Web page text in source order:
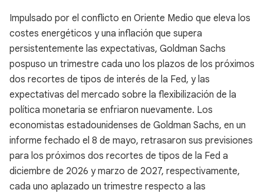
Impulsado por el conflicto en Oriente Medio que eleva los
costes energéticos y una inflación que supera
persistentemente las expectativas, Goldman Sachs
pospuso un trimestre cada uno los plazos de los próximos
dos recortes de tipos de interés de la Fed, y las
expectativas del mercado sobre la flexibilización de la
política monetaria se enfriaron nuevamente. Los
economistas estadounidenses de Goldman Sachs, en un
informe fechado el 8 de mayo, retrasaron sus previsiones
para los próximos dos recortes de tipos de la Fed a
diciembre de 2026 y marzo de 2027, respectivamente,
cada uno aplazado un trimestre respecto a las